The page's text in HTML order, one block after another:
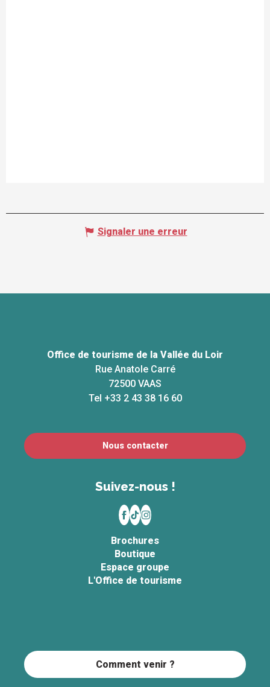
Signaler une erreur
Office de tourisme de la Vallée du Loir
Rue Anatole Carré
72500 VAAS
Tel +33 2 43 38 16 60
Nous contacter
Suivez-nous !
Brochures
Boutique
Espace groupe
L'Office de tourisme
Comment venir ?